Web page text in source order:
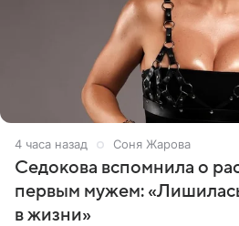
4 часа назад Соня Жарова
Седокова вспомнила о
первым мужем:
в жизни»